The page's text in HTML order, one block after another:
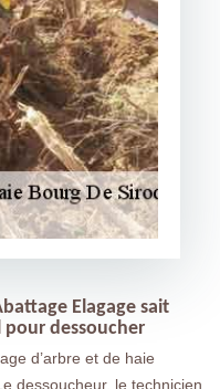
Elagage sait
pour dessoucher
d’arbre et de haie
dessoucheur, le technicien